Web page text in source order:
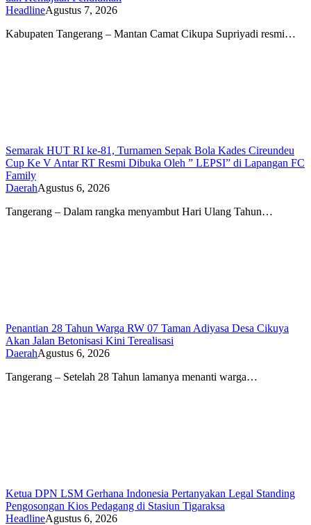
HeadlineAgustus 7, 2026
Kabupaten Tangerang – Mantan Camat Cikupa Supriyadi resmi…
Semarak HUT RI ke-81, Turnamen Sepak Bola Kades Cireundeu
Cup Ke V Antar RT Resmi Dibuka Oleh ” LEPSI” di Lapangan FC
Family
DaerahAgustus 6, 2026
Tangerang – Dalam rangka menyambut Hari Ulang Tahun…
Penantian 28 Tahun Warga RW 07 Taman Adiyasa Desa Cikuya
Akan Jalan Betonisasi Kini Terealisasi
DaerahAgustus 6, 2026
Tangerang – Setelah 28 Tahun lamanya menanti warga…
Ketua DPN LSM Gerhana Indonesia Pertanyakan Legal Standing
Pengosongan Kios Pedagang di Stasiun Tigaraksa
HeadlineAgustus 6, 2026